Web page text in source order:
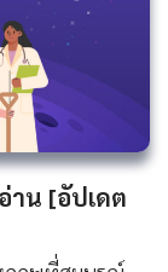
าน [อัปเดต